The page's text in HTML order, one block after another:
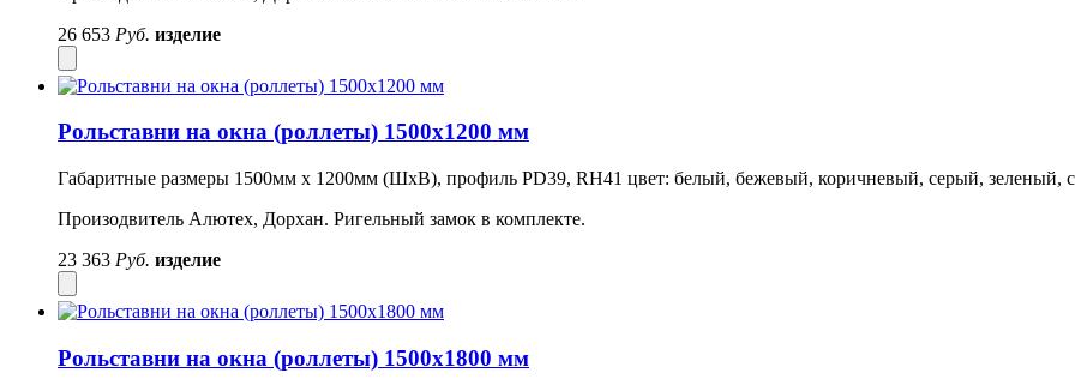
26 653 Руб. изделие
Рольставни на окна (роллеты) 1500х1200 мм
Габаритные размеры 1500мм х 1200мм (ШхВ), профиль PD39, RH41 цвет: белый, бежевый, коричневый, серый, зеленый,
Произодвитель Алютех, Дорхан. Ригельный замок в комплекте.
23 363 Руб. изделие
Рольставни на окна (роллеты) 1500х1800 мм